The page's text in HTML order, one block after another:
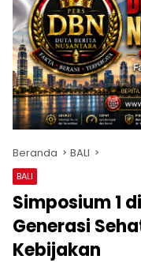
Beranda BALI
BALI
Simposium 1
Generasi
Kebijakan